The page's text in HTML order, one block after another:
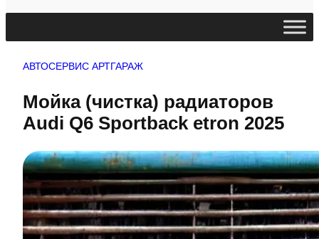
АВТОСЕРВИС АРТГАРАЖ
Мойка (чистка) радиаторов
Audi Q6 Sportback etron 2025